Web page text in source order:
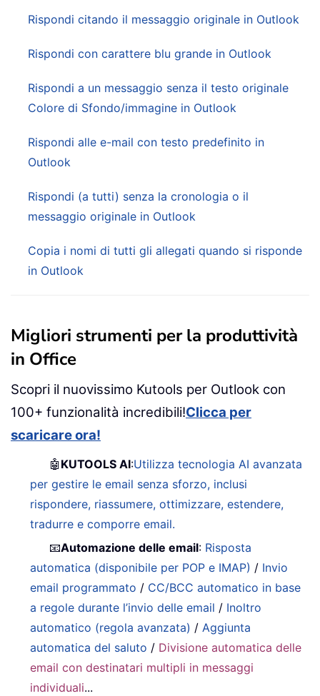
Rispondi citando il messaggio originale in Outlook
Rispondi con carattere blu grande in Outlook
Rispondi a un messaggio senza il testo originale
Colore di Sfondo/immagine in Outlook
Rispondi alle e-mail con testo predefinito in
Outlook
Rispondi (a tutti) senza la cronologia o il
messaggio originale in Outlook
Copia i nomi di tutti gli allegati quando si risponde
in Outlook
Migliori strumenti per la produttività
in Office
Scopri il nuovissimo Kutools per Outlook con
100+ funzionalità incredibili!Clicca per
scaricare ora!
🤖 KUTOOLS AI:Utilizza tecnologia AI avanzata
per gestire le email senza sforzo, inclusi
rispondere, riassumere, ottimizzare, estendere,
tradurre e comporre email.
📧Automazione delle email: Risposta
automatica (disponibile per POP e IMAP) / Invio
email programmato / CC/BCC automatico in base
a regole durante l’invio delle email / Inoltro
automatico (regola avanzata) /Aggiunta
automatica del saluto / Divisione automatica delle
email con destinatari multipli in messaggi
individuali...